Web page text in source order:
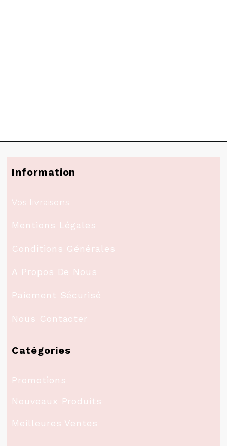
Information
Vos livraisons
Mentions Légales
Conditions Générales
A Propos De Nous
Paiement Sécurisé
Nous Contacter
Catégories
Promotions
Nouveaux Produits
Meilleures Ventes